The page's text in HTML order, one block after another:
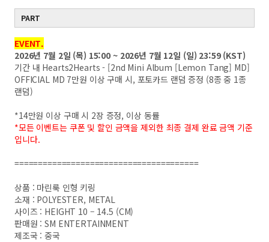
PART
EVENT.
2026년 7월 2일 (목) 15:00 ~ 2026년 7월 12일 (일) 23:59 (KST)
기간 내 Hearts2Hearts - [2nd Mini Album [Lemon Tang] MD]
OFFICIAL MD 7만원 이상 구매 시, 포토카드 랜덤 증정 (8종 중 1종
랜덤)
*14만원 이상 구매 시 2장 증정, 이상 동률
*모든 이벤트는 쿠폰 및 할인 금액을 제외한 최종 결제 완료 금액 기준
입니다.
=======================================
상품 : 마린룩 인형 키링
소재 : POLYESTER, METAL
사이즈 : HEIGHT 10 – 14.5 (CM)
판매원 : SM ENTERTAINMENT
제조국 : 중국